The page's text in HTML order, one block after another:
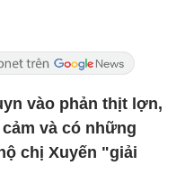
vào phản thịt lợn,
và có những
chị Xuyến "giải